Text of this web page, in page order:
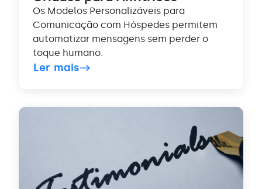
Os Modelos Personalizáveis para
Comunicação com Hóspedes permitem
automatizar mensagens sem perder o
toque humano.
Ler mais